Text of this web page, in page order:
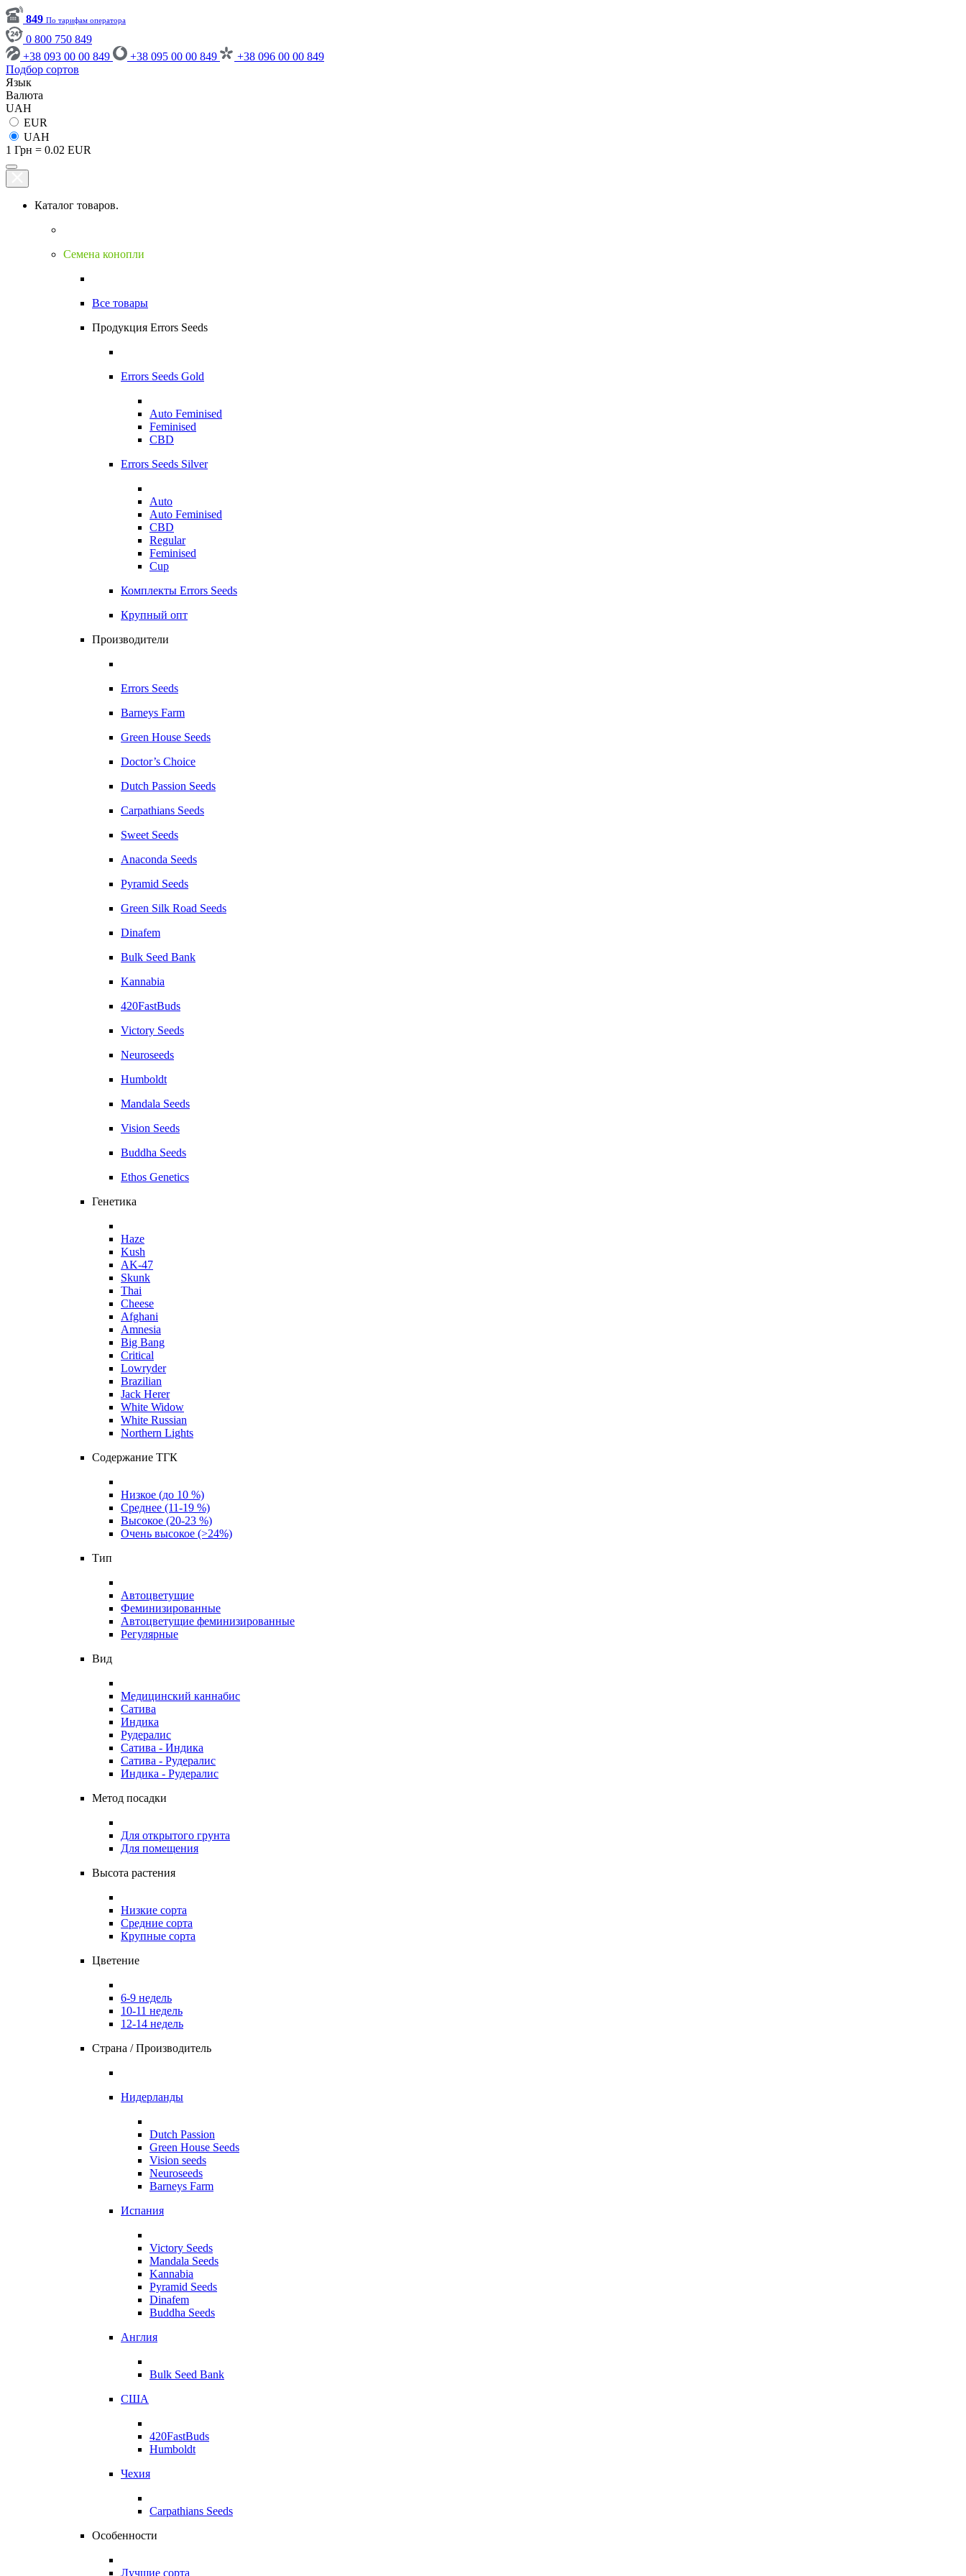
849 По тарифам оператора
0 800 750 849
+38 093 00 00 849
+38 095 00 00 849
+38 096 00 00 849
Подбор сортов
Язык
Валюта
UAH
EUR
UAH
1 Грн = 0.02 EUR
Каталог товаров.
Семена конопли
Все товары
Продукция Errors Seeds
Errors Seeds Gold
Auto Feminised
Feminised
CBD
Errors Seeds Silver
Auto
Auto Feminised
CBD
Regular
Feminised
Cup
Комплекты Errors Seeds
Крупный опт
Производители
Errors Seeds
Barneys Farm
Green House Seeds
Doctor’s Choice
Dutch Passion Seeds
Carpathians Seeds
Sweet Seeds
Anaconda Seeds
Pyramid Seeds
Green Silk Road Seeds
Dinafem
Bulk Seed Bank
Kannabia
420FastBuds
Victory Seeds
Neuroseeds
Humboldt
Mandala Seeds
Vision Seeds
Buddha Seeds
Ethos Genetics
Генетика
Haze
Kush
AK-47
Skunk
Thai
Cheese
Afghani
Amnesia
Big Bang
Critical
Lowryder
Brazilian
Jack Herer
White Widow
White Russian
Northern Lights
Содержание ТГК
Низкое (до 10 %)
Среднее (11-19 %)
Высокое (20-23 %)
Очень высокое (>24%)
Тип
Автоцветущие
Феминизированные
Автоцветущие феминизированные
Регулярные
Вид
Медицинский каннабис
Сатива
Индика
Рудералис
Сатива - Индика
Сатива - Рудералис
Индика - Рудералис
Метод посадки
Для открытого грунта
Для помещения
Высота растения
Низкие сорта
Средние сорта
Крупные сорта
Цветение
6-9 недель
10-11 недель
12-14 недель
Страна / Производитель
Нидерланды
Dutch Passion
Green House Seeds
Vision seeds
Neuroseeds
Barneys Farm
Испания
Victory Seeds
Mandala Seeds
Kannabia
Pyramid Seeds
Dinafem
Buddha Seeds
Англия
Bulk Seed Bank
США
420FastBuds
Humboldt
Чехия
Carpathians Seeds
Особенности
Лучшие сорта